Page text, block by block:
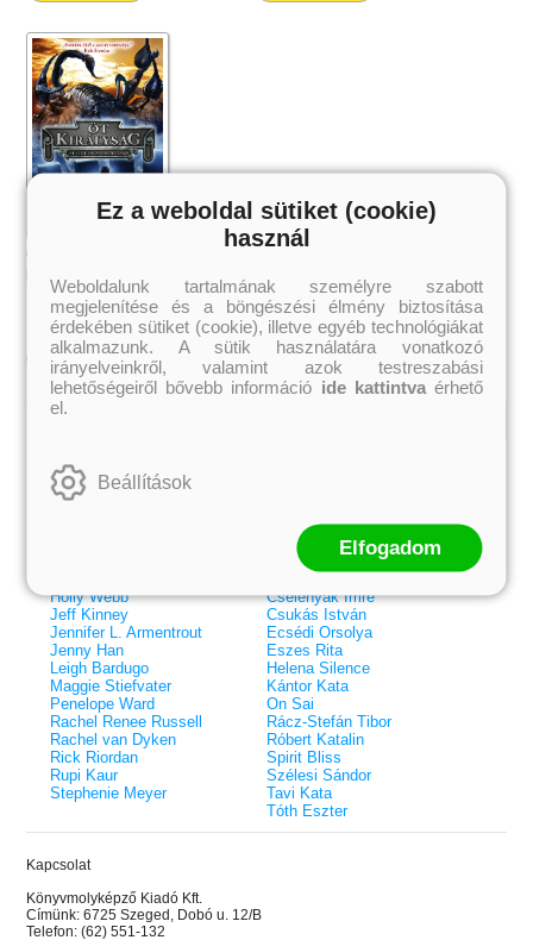
olvasható!
dicsőség (Az Előhírnök-trilógia
3.)
Különleges éldekorált kiadás!
Öt királyság 1. Égi fosztogatók
Brandon Mull
Online ár:3 191 Ft
Külföldiek
Holly Webb
Jeff Kinney
Jennifer L. Armentrout
Jenny Han
Leigh Bardugo
Maggie Stiefvater
Penelope Ward
Rachel Renee Russell
Rachel van Dyken
Rick Riordan
Rupi Kaur
Stephenie Meyer
Benina
Bessenyei Gábor
Bodor Attila
Cselenyák Imre
Csukás István
Ecsédi Orsolya
Eszes Rita
Helena Silence
Kántor Kata
On Sai
Rácz-Stefán Tibor
Róbert Katalin
Spirit Bliss
Szélesi Sándor
Tavi Kata
Tóth Eszter
Kapcsolat
Könyvmolyképző Kiadó Kft.
Címünk: 6725 Szeged, Dobó u. 12/B
Telefon: (62) 551-132
Ez a weboldal sütiket (cookie)
használ
Weboldalunk tartalmának személyre szabott
megjelenítése és a böngészési élmény biztosítása
érdekében sütiket (cookie), illetve egyéb technológiákat
alkalmazunk. A sütik használatára vonatkozó
irányelveinkről, valamint azok testreszabási
lehetőségeiről bővebb információ ide kattintvaérhető
el.
Beállítások
Elfogadom